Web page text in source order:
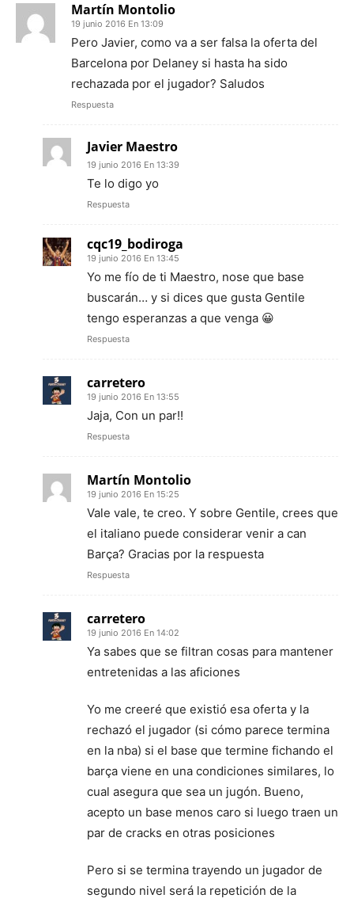
Martín Montolio
19 junio 2016 En 13:09
Pero Javier, como va a ser falsa la oferta del
Barcelona por Delaney si hasta ha sido
rechazada por el jugador? Saludos
Respuesta
Javier Maestro
19 junio 2016 En 13:39
Te lo digo yo
Respuesta
cqc19_bodiroga
19 junio 2016 En 13:45
Yo me fío de ti Maestro, nose que base
buscarán… y si dices que gusta Gentile
tengo esperanzas a que venga 😀
Respuesta
carretero
19 junio 2016 En 13:55
Jaja, Con un par!!
Respuesta
Martín Montolio
19 junio 2016 En 15:25
Vale vale, te creo. Y sobre Gentile, crees que
el italiano puede considerar venir a can
Barça? Gracias por la respuesta
Respuesta
carretero
19 junio 2016 En 14:02
Ya sabes que se filtran cosas para mantener
entretenidas a las aficiones
Yo me creeré que existió esa oferta y la
rechazó el jugador (si cómo parece termina
en la nba) si el base que termine fichando el
barça viene en una condiciones similares, lo
cual asegura que sea un jugón. Bueno,
acepto un base menos caro si luego traen un
par de cracks en otras posiciones
Pero si se termina trayendo un jugador de
segundo nivel será la repetición de la